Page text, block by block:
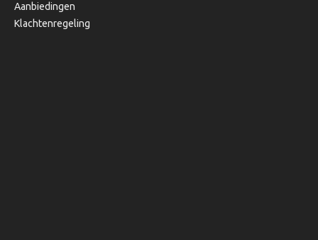
Aanbiedingen
Klachtenregeling